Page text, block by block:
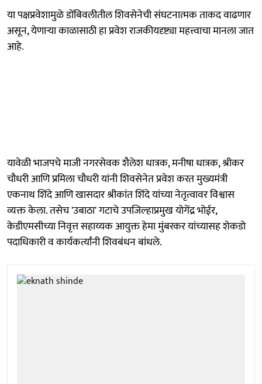
या पक्षप्रवेशामुळे डोंबिवलीतील शिवसेनेची संघटनात्मक ताकद वाढणार
असून, येणाऱ्या काळासाठी हा प्रवेश राजकीयदृष्ट्या महत्त्वाचा मानला जात
आहे.
यावेळी भाजपचे माजी नगरसेवक शैलेश धात्रक, मनीषा धात्रक, श्रीकर
चौधरी आणि प्रमिला चौधरी यांनी शिवसेनेत प्रवेश करत मुख्यमंत्री
एकनाथ शिंदे आणि खासदार श्रीकांत शिंदे यांच्या नेतृत्वावर विश्वास
व्यक्त केला. तसेच 'उबाठा' गटाचे उपजिल्हाप्रमुख योगेंद्र भोईर,
केडीएमसीच्या निवृत्त सहाय्यक आयुक्त हेमा मुंबरकर यांच्यासह शेकडो
पदाधिकारी व कार्यकर्त्यांनी शिवबंधन बांधले.